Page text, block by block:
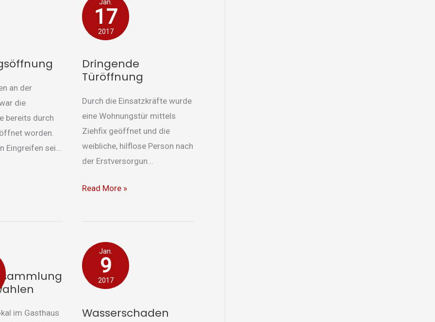
an der
die
bereits durch
worden.
Eingreifen sei...
Jan.
17
2017
Dringende
Türöffnung
Durch die Einsatzkräfte wurde
eine Wohnungstür mittels
Ziehfix geöffnet und die
weibliche, hilflose Person nach
der Erstversorgun...
Türöffnung
Read More »
im Gasthaus
Jan.
9
2017
Wasserschaden
Wasserschaden